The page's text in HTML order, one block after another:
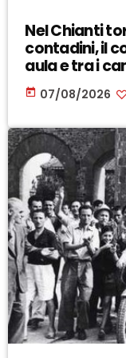
Nel Chianti
contadini, il
aula e tra i
today 07/08/2026